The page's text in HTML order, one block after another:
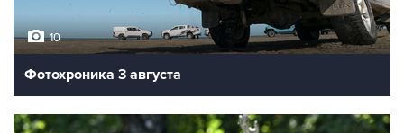
10
Фотохроника 3 августа